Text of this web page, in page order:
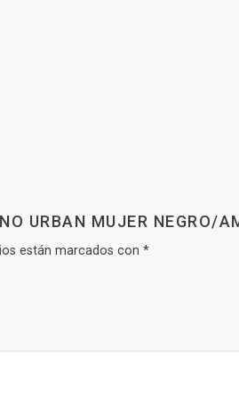
URBAN MUJER NEGRO/
están marcados con *